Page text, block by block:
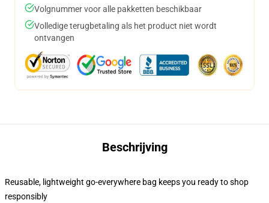
Volgnummer voor alle pakketten beschikbaar
Volledige terugbetaling als het product niet wordt
ontvangen
Beschrijving
Reusable, lightweight go-everywhere bag keeps you ready to shop
responsibly